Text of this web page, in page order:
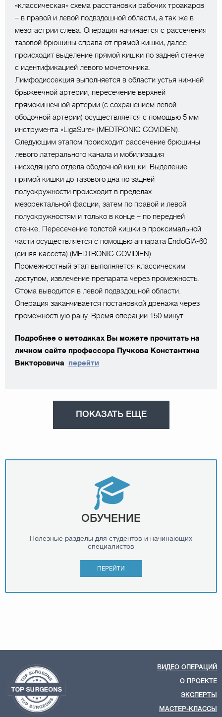
«классическая» схема расстановки рабочих троакаров
– в правой и левой подвздошной области, а так же в
мезогастрии слева. Операция начинается с рассечения
тазовой брюшины справа от прямой кишки, далее
происходит выделение прямой кишки по задней стенке
с идентификацией левого мочеточника.
Лимфодиссекция выполняется в области устья нижней
брыжеечной артерии, пересечение верхней
прямокишечной артерии (с сохранением левой
ободочной артерии) осуществляется с помощью 5 мм
инструмента «LigaSure» (MEDTRONIC COVIDIEN).
Следующим этапом происходит рассечение брюшины
левого латерального канала и мобилизация
нисходящего отдела ободочной кишки. Выделение
прямой кишки до тазового дна по задней
полуокружности происходит в пределах
мезоректальной фасции, затем по правой и левой
полуокружностям и только в конце – по передней
стенке. Пересечение толстой кишки в проксимальной
части осуществляется с помощью аппарата EndoGIA-60
(синяя кассета) (MEDTRONIC COVIDIEN).
Промежностный этап выполняется классическим
доступом, извлечение препарата через промежность.
Стома выводится в левой подвздошной области.
Операция заканчивается постановкой дренажа через
промежностную рану. Время операции 150 минут.
Подробнее о методиках Вы можете прочитать на
личном сайте профессора Пучкова Константина
Викторовича перейти
ПОКАЗАТЬ ЕЩЕ
ОБУЧЕНИЕ
Полезные разделы для студентов и начинающих
специалистов
ПЕРЕЙТИ
ВИДЕО ОПЕРАЦИЙ
О ПРОЕКТЕ
ЭКСПЕРТЫ
МАСТЕР-КЛАССЫ